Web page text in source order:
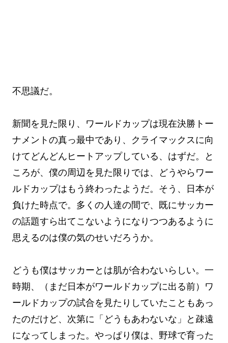
不思議だ。
新聞を見た限り、ワールドカップは現在決勝トー
ナメントの真っ最中であり、クライマックスに向
けてどんどんヒートアップしている、はずだ。と
ころが、僕の周辺を見た限りでは、どうやらワー
ルドカップはもう終わったようだ。そう、日本が
負けた時点で。多くの人達の間で、既にサッカー
の話題すら出てこないようになりつつあるように
思えるのは僕の気のせいだろうか。
どうも僕はサッカーとは肌が合わないらしい。一
時期、（まだ日本がワールドカップに出る前）ワ
ールドカップの試合を見たりしていたこともあっ
たのだけど、次第に「どうもあわないな」と疎遠
になってしまった。やっぱり僕は、野球で育った